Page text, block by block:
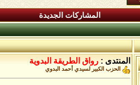
المشاركات الجديدة
المنتدى : رواق الطريقة البدوية
الحزب الكبير لسيدي أحمد البدوي